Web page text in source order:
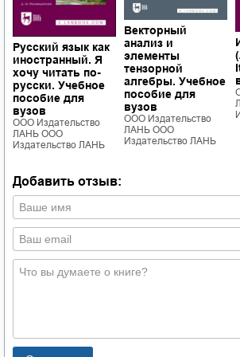
Русский язык как
иностранный. Я
хочу читать по-
русски. Учебное
пособие для
вузов
ООО Издательство
ЛАНЬ ООО
Издательство ЛАНЬ
Векторный
анализ и
элементы
тензорной
алгебры. Учебное
пособие для
вузов
ООО Издательство
ЛАНЬ ООО
Издательство ЛАНЬ
Добавить отзыв: